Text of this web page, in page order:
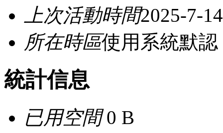
上次活動時間2025-7-
所在時區使用系統默認
統計信息
已用空間0 B